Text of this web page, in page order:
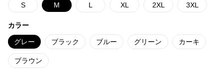
S M L XL 2XL 3XL
カラー
グレー ブラック ブルー グリーン カーキ
ブラウン